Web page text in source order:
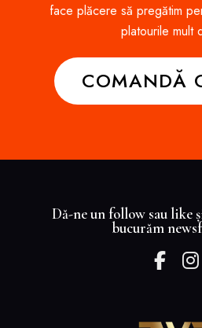
face plăcere să pregătim
platourile mult
COMANDĂ
Dă-ne un follow sau like
bucurăm